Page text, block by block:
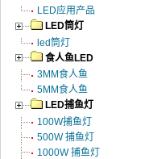
LED应用产品
LED筒灯
led筒灯
食人鱼LED
3MM食人鱼
5MM食人鱼
LED捕鱼灯
100W捕鱼灯
500W 捕鱼灯
1000W 捕鱼灯